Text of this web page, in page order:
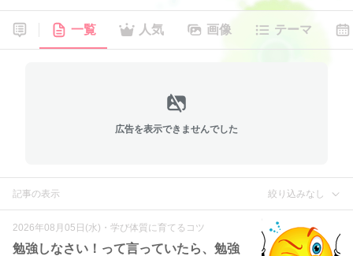
一覧 人気 画像 テーマ
広告を表示できませんでした
記事の表示 絞り込みなし
2026年08月05日(水) ・ 学び体質に育てるコツ
勉強しなさい！って言っていたら、勉強